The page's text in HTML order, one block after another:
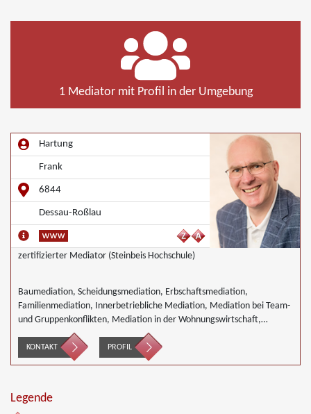
1 Mediator mit Profil in der Umgebung
Hartung
Frank
6844
Dessau-Roßlau
zertifizierter Mediator (Steinbeis Hochschule)
Baumediation, Scheidungsmediation, Erbschaftsmediation,
Familienmediation, Innerbetriebliche Mediation, Mediation bei Team-
und Gruppenkonflikten, Mediation in der Wohnungswirtschaft,
Nachbarschaftsmediation, Schulmediation, Wirtschaftsmediation
KONTAKT PROFIL
Legende